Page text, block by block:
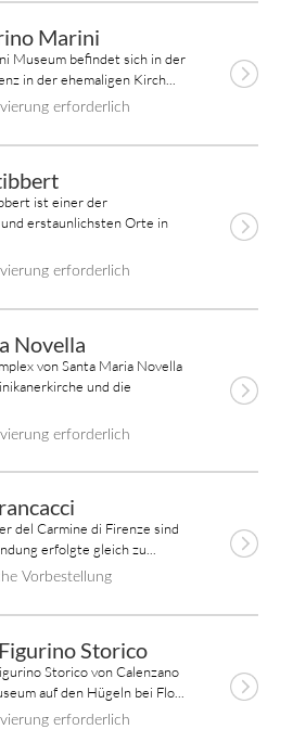
Marini
Museum befindet sich in der
in der ehemaligen Kirch...
erforderlich
ist einer der
erstaunlichsten Orte in
erforderlich
Novella
von Santa Maria Novella
und die
erforderlich
del Carmine di Firenze sind
erfolgte gleich zu...
Vorbestellung
Storico
Storico von Calenzano
auf den Hügeln bei Flo...
erforderlich